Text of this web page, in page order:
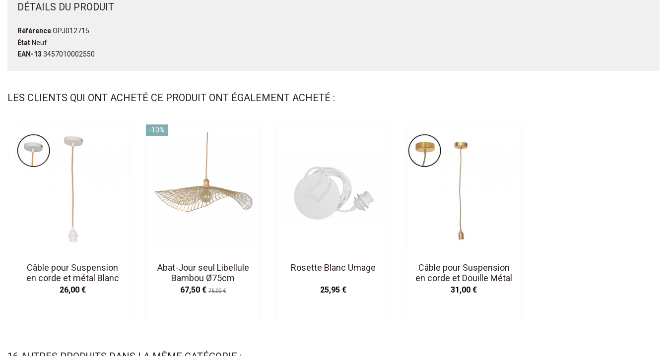
DÉTAILS DU PRODUIT
RéférenceOPJ012715
État Neuf
EAN-13 3457010002550
LES CLIENTS QUI ONT ACHETÉ CE PRODUIT ONT ÉGALEMENT ACHETÉ :
Câble pour Suspension
en corde et métal Blanc
douille H.110cm
26,00 €
-10%
Abat-Jour seul Libellule
Bambou Ø75cm
67,50 €75,00 €
Rosette Blanc Umage
25,95 €
Câble pour Suspension
en corde et Douille Métal
Doré Satiné H.110cm
31,00 €